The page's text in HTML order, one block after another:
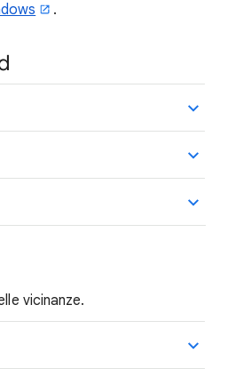
.
vicinanze.